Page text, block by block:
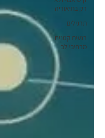
רק בתיאוריה
תרגילים
רגעים קטנים
מרחיבי לב